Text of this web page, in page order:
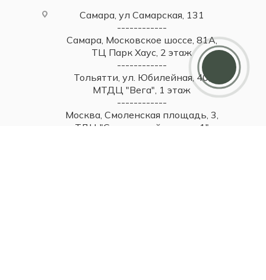
Самара, ул Самарская, 131
------------
Самара, Московское шоссе, 81А,
ТЦ Парк Хаус, 2 этаж
------------
Тольятти, ул. Юбилейная, 40,
МТДЦ "Вега", 1 этаж
------------
Москва, Смоленская площадь, 3,
ТДЦ "Смоленский пассаж 1"
Дарим 5000 балов
Мы ценим своих клиентов и в качестве
благодарности зачисляем 5 000 бонусов за